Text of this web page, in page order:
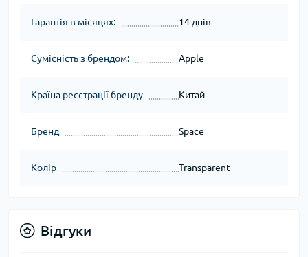
Гарантія в місяцях: 14 днів
Сумісність з брендом: Apple
Країна реєстрації бренду Китай
Бренд Space
Колір Transparent
Відгуки